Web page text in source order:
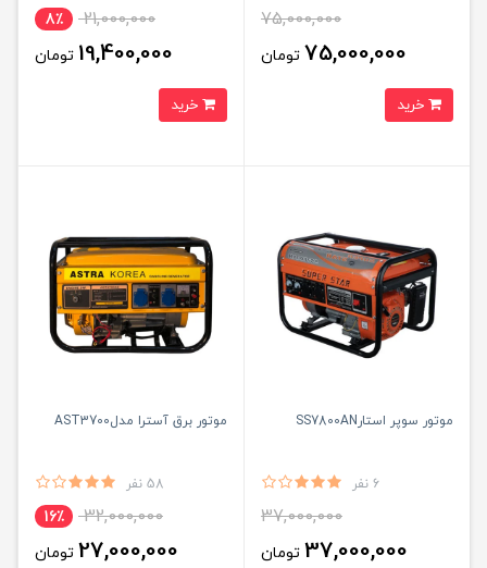
75,000,000
75,000,000 تومان
21,000,000 8٪
19,400,000 تومان
موتور سوپر استارSS7800AN
6 نفر
37,000,000
37,000,000 تومان
موتور برق آسترا مدلAST3700
58 نفر
32,000,000 16٪
27,000,000 تومان